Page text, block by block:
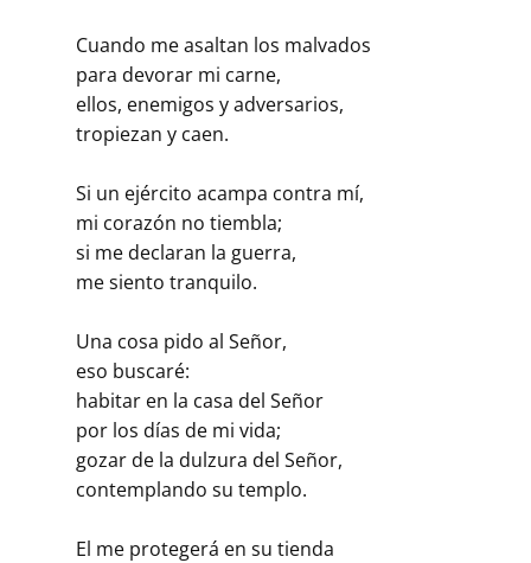
Cuando me asaltan los malvados
para devorar mi carne,
ellos, enemigos y adversarios,
tropiezan y caen.
Si un ejército acampa contra mí,
mi corazón no tiembla;
si me declaran la guerra,
me siento tranquilo.
Una cosa pido al Señor,
eso buscaré:
habitar en la casa del Señor
por los días de mi vida;
gozar de la dulzura del Señor,
contemplando su templo.
El me protegerá en su tienda